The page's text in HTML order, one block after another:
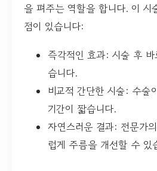
을 펴주는 역할을 합니다. 이 시
점이 있습니다:
즉각적인 효과: 시술 후
습니다.
비교적 간단한 시술: 수술
기간이 짧습니다.
자연스러운 결과: 전문가
럽게 주름을 개선할 수 있